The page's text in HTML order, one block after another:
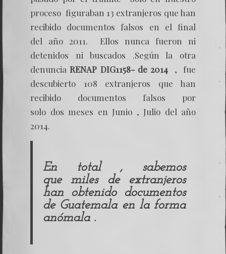
proceso figuraban 13 extranjeros que han
recibido documentos falsos en el final
del año 2011. Ellos nunca fueron ni
detenidos ni buscados .Según la otra
denunciaRENAP DIG1158- de 2014 , fue
descubierto 108 extranjeros que han
recibido documentos falsos por
solo dos meses en Junio , Julio del año
2014.
En total , sabemos
que miles de extranjeros
han obtenido documentos
de Guatemala en la forma
anómala .